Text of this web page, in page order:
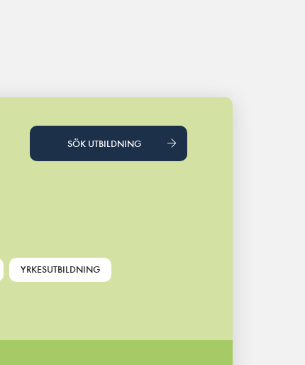
SÖK UTBILDNING
YRKESUTBILDNING